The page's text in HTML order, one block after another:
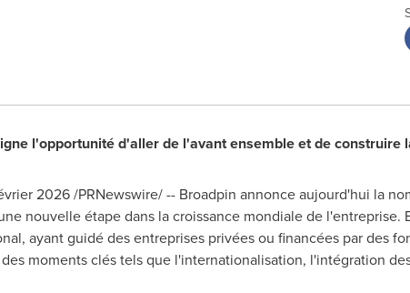
l'opportunité d'aller de l'avant ensemble et de construire
2026/PRNewswire/ -- Broadpin annonce aujourd'hui la
nouvelle étape dans la croissance mondiale de l'entreprise.
ayant guidé des entreprises privées ou financées par des
moments clés tels que l'internationalisation, l'intégration